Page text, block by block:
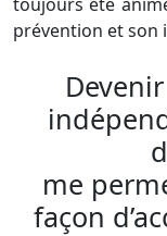
prévention et son
me
façon